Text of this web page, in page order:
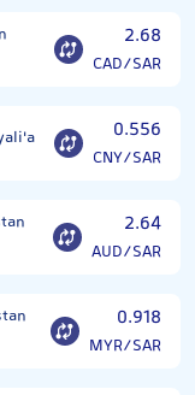
2.68
CAD/SAR
0.556
CNY/SAR
2.64
AUD/SAR
0.918
MYR/SAR